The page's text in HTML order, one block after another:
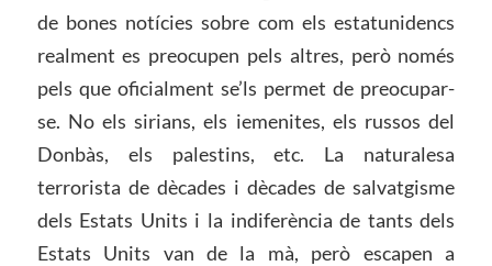
de bones notícies sobre com els estatunidencs
realment es preocupen pels altres, però només
pels que oficialment se’ls permet de preocupar-
se. No els sirians, els iemenites, els russos del
Donbàs, els palestins, etc. La naturalesa
terrorista de dècades i dècades de salvatgisme
dels Estats Units i la indiferència de tants dels
Estats Units van de la mà, però escapen a